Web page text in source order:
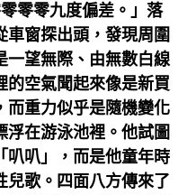
零零九度偏差。」落
窗探出頭，發現周圍
一望無際、由無數白線
的空氣聞起來像是新買
而重力似乎是隨機變化
浮在游泳池裡。他試圖
叭叭」，而是他童年時
兒歌。四面八方傳來了